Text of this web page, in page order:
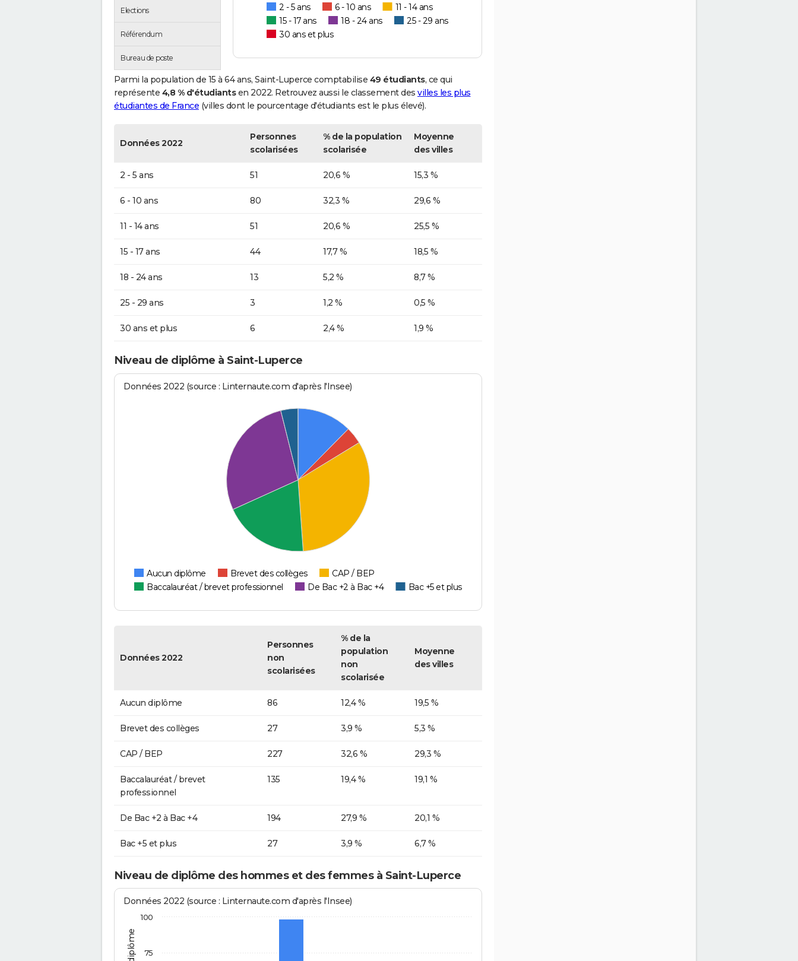
Elections
Référendum
Bureau de poste
2 - 5 ans 6 - 10 ans
11 - 14 ans
15 - 17 ans
18 - 24 ans
25 - 29 ans
30 ans et plus
Parmi la population de 15 à 64 ans, Saint-Luperce comptabilise 49 étudiants, ce qui
représente 4,8 % d'étudiantsen 2022. Retrouvez aussi le classement des villes les plus
étudiantes de France (villes dont le pourcentage d'étudiants est le plus élevé).
Données 2022
Personnes
scolarisées
% de la population
scolarisée
Moyenne
des villes
2 - 5 ans 51 20,6 % 15,3 %
6 - 10 ans 80 32,3 % 29,6 %
11 - 14 ans 51 20,6 % 25,5 %
15 - 17 ans 44 17,7 % 18,5 %
18 - 24 ans 13 5,2 % 8,7 %
25 - 29 ans 3 1,2 % 0,5 %
30 ans et plus 6 2,4 % 1,9 %
Niveau de diplôme à Saint-Luperce
Données 2022 (source : Linternaute.com d'après l'Insee)
Aucun diplôme Brevet des collèges
CAP / BEP
Baccalauréat / brevet professionnel
De Bac +2 à Bac +4 Bac +5 et plus
Données 2022
Personnes
non
scolarisées
% de la
population
non
scolarisée
Moyenne
des villes
Aucun diplôme 86 12,4 % 19,5 %
Brevet des collèges 27 3,9 % 5,3 %
CAP / BEP 227 32,6 % 29,3 %
Baccalauréat / brevet
professionnel
135 19,4 % 19,1 %
De Bac +2 à Bac +4 194 27,9 % 20,1 %
Bac +5 et plus 27 3,9 % 6,7 %
Niveau de diplôme des hommes et des femmes à Saint-Luperce
Données 2022 (source : Linternaute.com d'après l'Insee)
75
100